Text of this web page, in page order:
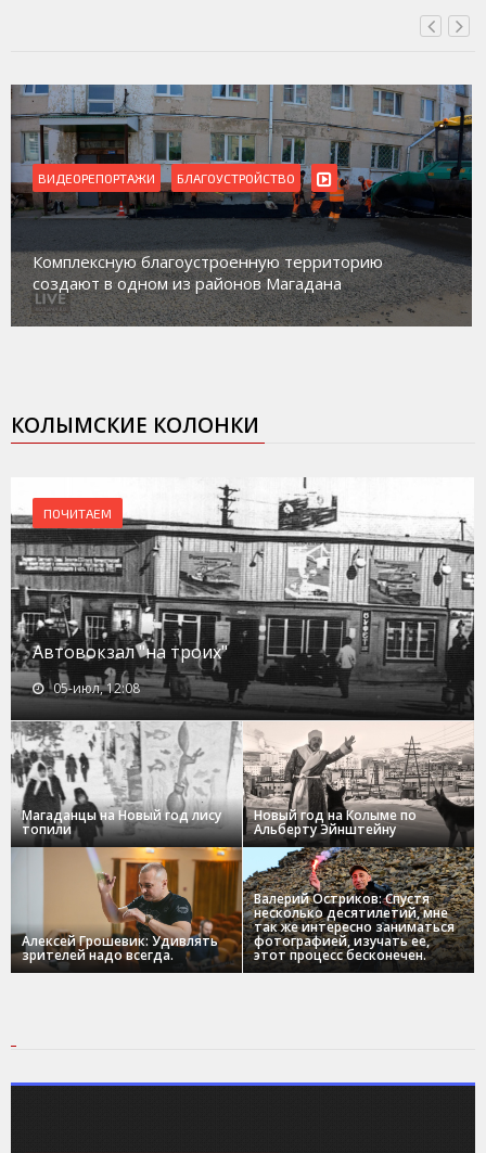
ВИДЕОРЕПОРТАЖИ БЛАГОУСТРОЙСТВО
Комплексную благоустроенную территорию
создают в одном из районов Магадана
КОЛЫМСКИЕ КОЛОНКИ
ПОЧИТАЕМ
Автовокзал "на троих"
05-июл, 12:08
Магаданцы на Новый год лису
топили
Новый год на Колыме по
Альберту Эйнштейну
Алексей Грошевик: Удивлять
зрителей надо всегда.
Валерий Остриков: Спустя
несколько десятилетий, мне
так же интересно заниматься
фотографией, изучать ее,
этот процесс бесконечен.